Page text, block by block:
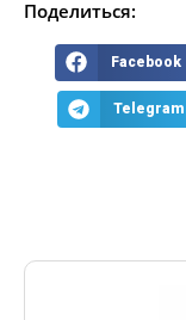
Поделиться:
Facebook
Telegram